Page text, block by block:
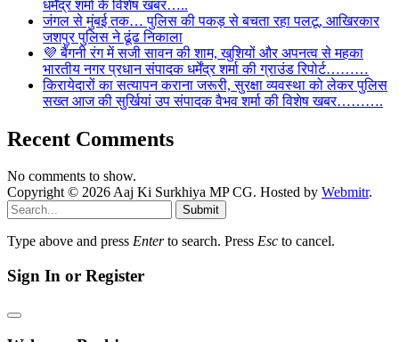
धर्मेंद्र शर्मा के विशेष खबर…..
जंगल से मुंबई तक… पुलिस की पकड़ से बचता रहा पलटू, आखिरकार
जशपुर पुलिस ने ढूंढ निकाला
💜 बैंगनी रंग में सजी सावन की शाम, खुशियों और अपनत्व से महका
भारतीय नगर प्रधान संपादक धर्मेंद्र शर्मा की ग्राउंड रिपोर्ट………
किरायेदारों का सत्यापन कराना जरूरी, सुरक्षा व्यवस्था को लेकर पुलिस
सख्त आज की सुर्खियां उप संपादक वैभव शर्मा की विशेष खबर……….
Recent Comments
No comments to show.
Copyright © 2026 Aaj Ki Surkhiya MP CG. Hosted by Webmitr.
Submit
Type above and press Enterto search. Press Esc to cancel.
Sign In or Register